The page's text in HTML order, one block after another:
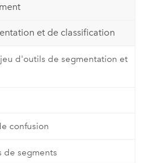
et de classification
d'outils de segmentation et
confusion
de segments